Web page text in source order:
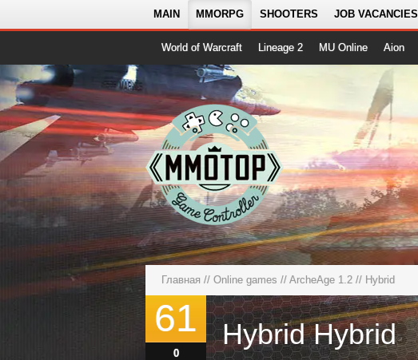
MAIN MMORPG SHOOTERS JOB VACANCIES
World of Warcraft Lineage 2 MU Online Aion
Главная // Online games // ArcheAge 1.2 // Hybrid
61
0
Hybrid Hybrid